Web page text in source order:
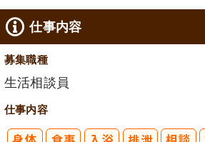
仕事内容
募集職種
生活相談員
仕事内容